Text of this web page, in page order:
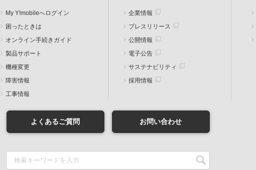
My Y!mobileへログイン
困ったときは
オンライン手続きガイド
製品サポート
機種変更
障害情報
工事情報
企業情報
プレスリリース
公開情報
電子公告
サステナビリティ
採用情報
よくあるご質問 お問い合わせ